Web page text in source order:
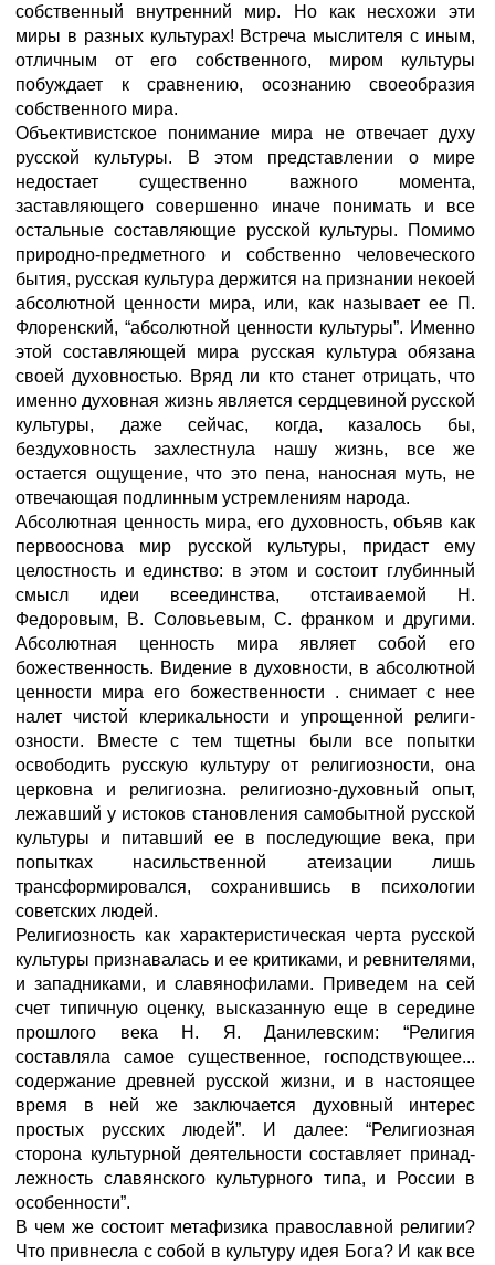
собственный внутренний мир. Но как несхожи эти
миры в разных культурах! Встреча мыслителя с иным,
отличным от его собственного, миром культуры
побуждает к сравнению, осознанию своеобразия
собственного мира.
Объективистское понимание мира не отвечает духу
русской культуры. В этом представлении о мире
недостает существенно важного момента,
заставляющего совершенно иначе понимать и все
остальные составляющие русской культуры. Помимо
природно-предметного и собственно человеческого
бытия, русская культура держится на признании некоей
абсолютной ценности мира, или, как называет ее П.
Флоренский, “абсолютной ценности культуры”. Именно
этой составляющей мира русская культура обязана
своей духовностью. Вряд ли кто станет отрицать, что
именно духовная жизнь является сердцевиной русской
культуры, даже сейчас, когда, казалось бы,
бездуховность захлестнула нашу жизнь, все же
остается ощущение, что это пена, наносная муть, не
отвечающая подлинным устремлениям народа.
Абсолютная ценность мира, его духовность, объяв как
первоос­нова мир русской культуры, придаст ему
целостность и единство: в этом и состоит глубинный
смысл идеи всеединства, отстаиваемой Н.
Федоровым, В. Соловьевым, С. франком и другими.
Абсолют­ная ценность мира являет собой его
божественность. Видение в духовности, в абсолютной
ценности мира его божественности . снимает с нее
налет чистой клерикальности и упрощенной религи­
озности. Вместе с тем тщетны были все попытки
освободить русскую культуру от религиозности, она
церковна и религиозна. религиозно-духовный опыт,
лежавший у истоков становления самобытной русской
культуры и питавший ее в последующие века, при
попытках насильственной атеизации лишь
трансформировался, сохранившись в психологии
советских людей.
Религиозность как характеристическая черта русской
культуры признавалась и ее критиками, и ревнителями,
и западниками, и славянофилами. Приведем на сей
счет типичную оценку, выска­занную еще в середине
прошлого века Н. Я. Данилевским: “Религия
составляла самое существенное, господствующее...
содер­жание древней русской жизни, и в настоящее
время в ней же заключается духовный интерес
простых русских людей”. И далее: “Религиозная
сторона культурной деятельности составляет принад­
лежность славянского культурного типа, и России в
особенности”.
В чем же состоит метафизика православной религии?
Что привнесла с собой в культуру идея Бога? И как все